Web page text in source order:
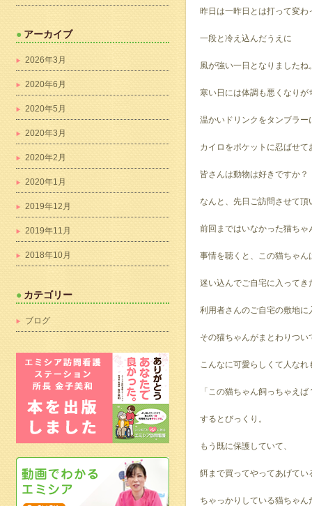
昨日は一昨日とは打って変わ
一段と冷え込んだうえに
風が強い一日となりましたね
寒い日には体調も悪くなりが
温かいドリンクをタンブラ
カイロをポケットに忍ばせて
皆さんは動物は好きですか？
なんと、先日ご訪問させて
前回まではいなかった猫ちゃ
事情を聴くと、この猫ちゃ
迷い込んでご自宅に入ってき
利用者さんのご自宅の敷地に
その猫ちゃんがまとわりつい
こんなに可愛らしくて人な
「この猫ちゃん飼っちゃえ
するとびっくり。
もう既に保護していて、
餌まで買ってやってあげてい
ちゃっかりしている猫ちゃん
アーカイブ
2026年3月
2020年6月
2020年5月
2020年3月
2020年2月
2020年1月
2019年12月
2019年11月
2018年10月
カテゴリー
ブログ